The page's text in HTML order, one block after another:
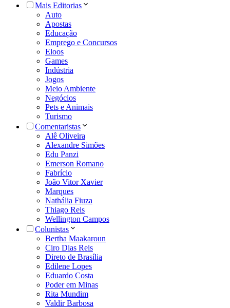
Mais Editorias
Auto
Apostas
Educação
Emprego e Concursos
Eloos
Games
Indústria
Jogos
Meio Ambiente
Negócios
Pets e Animais
Turismo
Comentaristas
Alê Oliveira
Alexandre Simões
Edu Panzi
Emerson Romano
Fabrício
João Vitor Xavier
Marques
Nathália Fiuza
Thiago Reis
Wellington Campos
Colunistas
Bertha Maakaroun
Ciro Dias Reis
Direto de Brasília
Edilene Lopes
Eduardo Costa
Poder em Minas
Rita Mundim
Valdir Barbosa